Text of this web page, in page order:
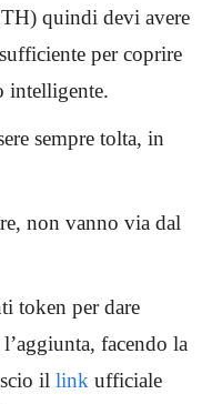
quindi devi avere
per coprire
intelligente.
sempre tolta, in
non vanno via dal
token per dare
facendo la
il link ufficiale